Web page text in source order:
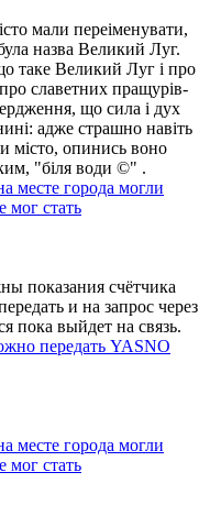
мали переіменувати,
назва Великий Луг.
таке Великий Луг і про
славетних пращурів-
що сила і дух
адже страшно навіть
місто, опинись воно
"біля води ©" .
месте города могли
мог стать
показания счётчика
и на запрос через
пока выйдет на связь.
передать YASNO
месте города могли
мог стать